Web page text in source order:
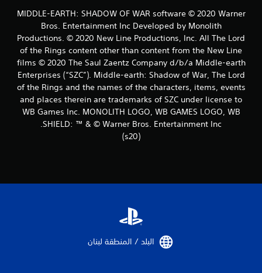
ا
ل
ت
ق
ي
ي
ت
MIDDLE-EARTH: SHADOW OF WAR software © 2020 Warner
Bros. Entertainment Inc Developed by Monolith
Productions. © 2020 New Line Productions, Inc. All The Lord
of the Rings content other than content from the New Line
films © 2020 The Saul Zaentz Company d/b/a Middle-earth
Enterprises (“SZC”). Middle-earth: Shadow of War, The Lord
of the Rings and the names of the characters, items, events
and places therein are trademarks of SZC under license to
WB Games Inc. MONOLITH LOGO, WB GAMES LOGO, WB
SHIELD: ™ & © Warner Bros. Entertainment Inc.
(s20)
البلد / المنطقة لبنان‏